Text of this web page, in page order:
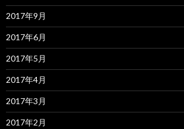
2017年9月
2017年6月
2017年5月
2017年4月
2017年3月
2017年2月